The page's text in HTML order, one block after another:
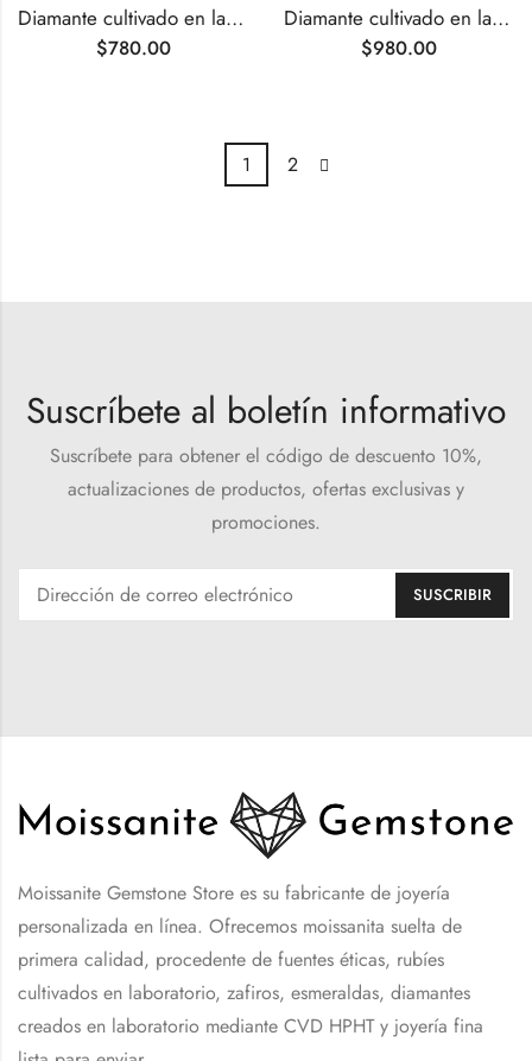
Diamante cultivado en laboratorio de talla Asscher G VS1 de 3,12 ct
$780.00
Diamante cultivado en laboratorio de talla ovalada G VS1 de 3,23 ct
$980.00
1 2
Suscríbete al boletín informativo
Suscríbete para obtener el código de descuento 10%,
actualizaciones de productos, ofertas exclusivas y
promociones.
Moissanite Gemstone Store es su fabricante de joyería
personalizada en línea. Ofrecemos moissanita suelta de
primera calidad, procedente de fuentes éticas, rubíes
cultivados en laboratorio, zafiros, esmeraldas, diamantes
creados en laboratorio mediante CVD HPHT y joyería fina